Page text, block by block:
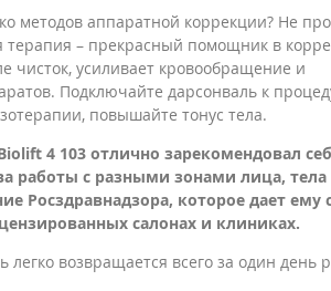
методов аппаратной коррекции? Не
терапия – прекрасный помощник в
чисток, усиливает кровообращение и
Подключайте дарсонваль к
повышайте тонус тела.
4 103 отлично зарекомендовал
работы с разными зонами лица, тела
Росздравнадзора, которое дает ему
салонах и клиниках.
возвращается всего за один день